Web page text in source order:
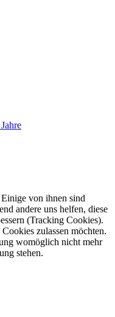
von ihnen sind
andere uns helfen, diese
(Tracking Cookies).
zulassen möchten.
womöglich nicht mehr
stehen.